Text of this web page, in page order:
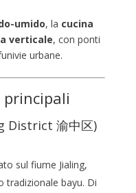
umido, la cucina
verticale, con ponti
urbane.
District 渝中区)
sul fiume Jialing,
tradizionale bayu. Di